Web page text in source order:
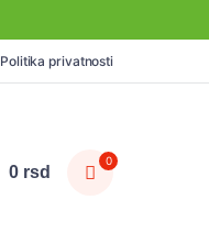
Politika privatnosti
0 rsd
0